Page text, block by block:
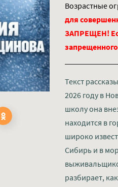
Возрастные
для
ЗАПРЕЩЕН!
Текст
2026 году в
школу она
находится в
широко
Сибирь и в
разбирает,